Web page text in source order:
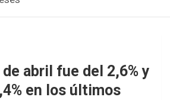
abril fue del 2,6% y
en los últimos